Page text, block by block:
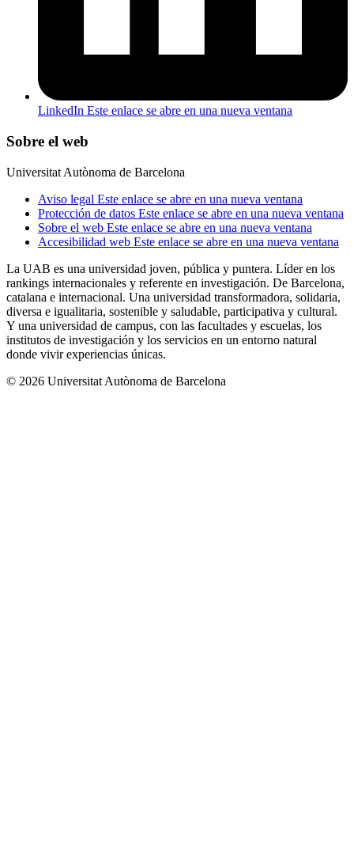
LinkedIn Este enlace se abre en una nueva ventana
Sobre el web
Universitat Autònoma de Barcelona
Aviso legal Este enlace se abre en una nueva ventana
Protección de datos Este enlace se abre en una nueva ventana
Sobre el web Este enlace se abre en una nueva ventana
Accesibilidad web Este enlace se abre en una nueva ventana
La UAB es una universidad joven, pública y puntera. Líder en los
rankings internacionales y referente en investigación. De Barcelona,
catalana e internacional. Una universidad transformadora, solidaria,
diversa e igualitaria, sostenible y saludable, participativa y cultural.
Y una universidad de campus, con las facultades y escuelas, los
institutos de investigación y los servicios en un entorno natural
donde vivir experiencias únicas.
© 2026 Universitat Autònoma de Barcelona